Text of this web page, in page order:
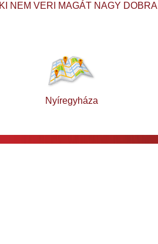
NEM VERI MAGÁT NAGY DOBRA
Nyíregyháza